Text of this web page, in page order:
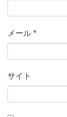
メール *
サイト